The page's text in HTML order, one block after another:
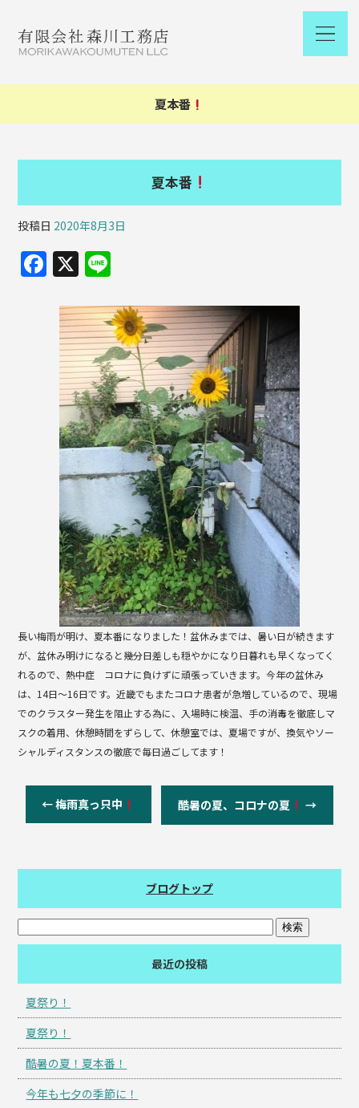
夏本番
夏本番
投稿日 2020年8月3日
F
c
e
b
o
o
k
X
e
長い梅雨が明け、夏本番になりました！盆休みまでは、暑い日が続きます
が、盆休み明けになると幾分日差しも穏やかになり日暮れも早くなってく
れるので、熱中症 コロナに負けずに頑張っていきます。今年の盆休み
は、14日〜16日です。近畿でもまたコロナ患者が急増しているので、現場
でのクラスター発生を阻止する為に、入場時に検温、手の消毒を徹底しマ
スクの着用、休憩時間をずらして、休憩室では、夏場ですが、換気やソー
シャルディスタンスの徹底で毎日過ごしてます！
←梅雨真っ只中 酷暑の夏、コロナの夏 →
ブログトップ
最近の投稿
夏祭り！
夏祭り！
酷暑の夏！夏本番！
今年も七夕の季節に！